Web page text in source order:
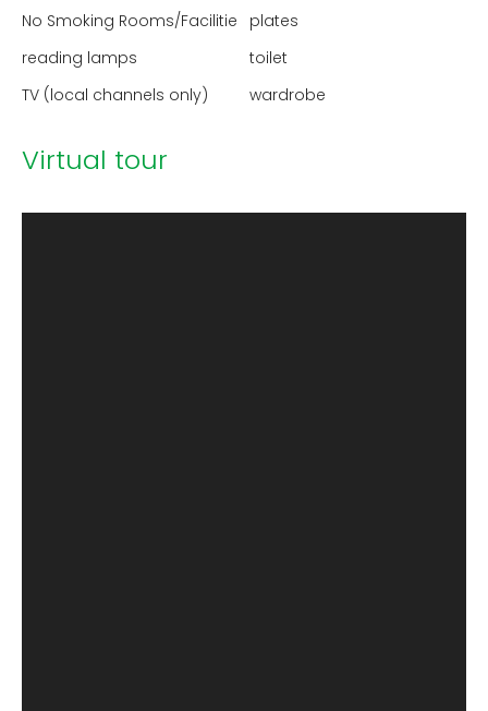
No Smoking Rooms/Facilities
plates
reading lamps
toilet
TV (local channels only)
wardrobe
Virtual tour